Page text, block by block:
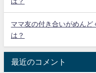
ママ友の付き合いがめん
は？
最近のコメント